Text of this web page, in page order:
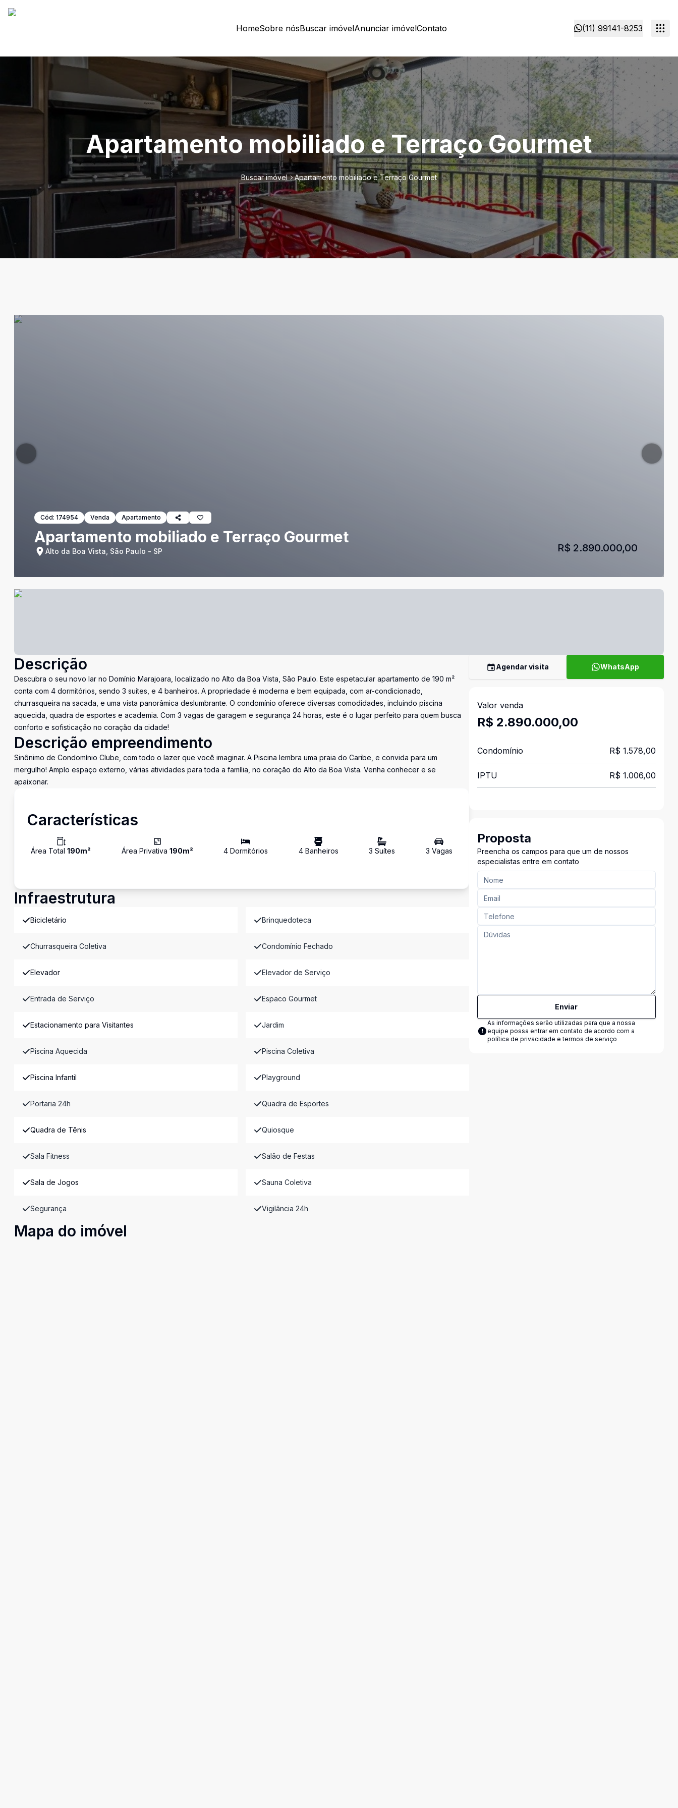
HomeSobre nósBuscar imóvelAnunciar imóvelContato (11) 99141-8253
Apartamento mobiliado e Terraço Gourmet
Buscar imóvel Apartamento mobiliado e Terraço Gourmet
Cód: 174954 Venda Apartamento
Apartamento mobiliado e Terraço Gourmet
Alto da Boa Vista, São Paulo - SP R$ 2.890.000,00
Descrição
Descubra o seu novo lar no Domínio Marajoara, localizado no Alto da Boa Vista, São Paulo. Este espetacular apartamento de 190 m²
conta com 4 dormitórios, sendo 3 suítes, e 4 banheiros. A propriedade é moderna e bem equipada, com ar-condicionado,
churrasqueira na sacada, e uma vista panorâmica deslumbrante. O condomínio oferece diversas comodidades, incluindo piscina
aquecida, quadra de esportes e academia. Com 3 vagas de garagem e segurança 24 horas, este é o lugar perfeito para quem busca
conforto e sofisticação no coração da cidade!
Descrição empreendimento
Sinônimo de Condomínio Clube, com todo o lazer que você imaginar. A Piscina lembra uma praia do Caribe, e convida para um
mergulho! Amplo espaço externo, várias atividades para toda a família, no coração do Alto da Boa Vista. Venha conhecer e se
apaixonar.
Características
Área Total 190m² Área Privativa 190m² 4 Dormitórios 4Banheiros 3 Suítes 3 Vagas
Infraestrutura
Bicicletário Brinquedoteca
Churrasqueira Coletiva Condomínio Fechado
Elevador Elevador de Serviço
Entrada de Serviço Espaco Gourmet
Estacionamento para Visitantes Jardim
Piscina Aquecida Piscina Coletiva
Piscina Infantil Playground
Portaria 24h Quadra de Esportes
Quadra de Tênis Quiosque
Sala Fitness Salão de Festas
Sala de Jogos Sauna Coletiva
Segurança Vigilância 24h
Mapa do imóvel
Agendar visita WhatsApp
Valor venda
R$ 2.890.000,00
Condomínio R$ 1.578,00
IPTU R$ 1.006,00
Proposta
Preencha os campos para que um de nossos
especialistas entre em contato
Enviar
As informações serão utilizadas para que a nossa
equipe possa entrar em contato de acordo com a
política de privacidade e termos de serviço